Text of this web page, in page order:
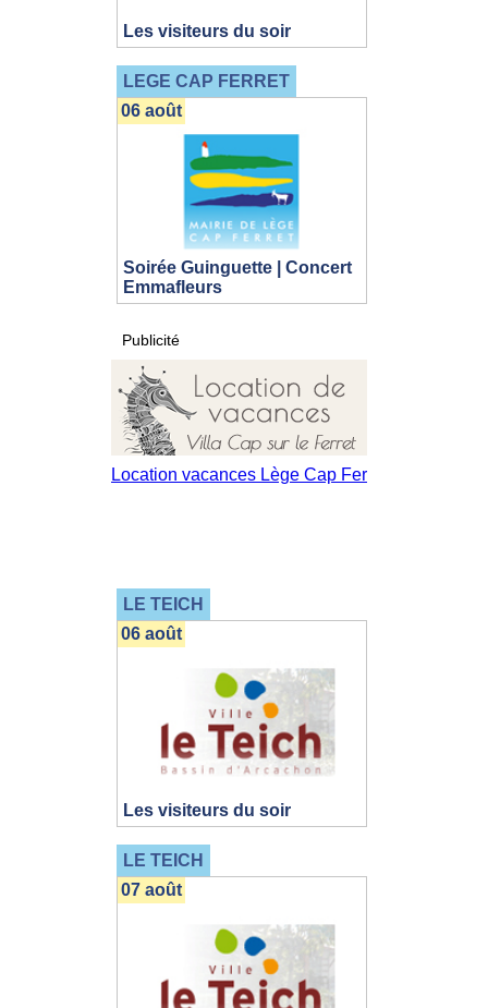
Les visiteurs du soir
LEGE CAP FERRET
Soirée Guinguette | Concert
Emmafleurs
06 août
Publicité
LE TEICH
Les visiteurs du soir
06 août
LE TEICH
07 août